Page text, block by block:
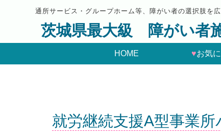
通所サービス・グループホーム等、障がい者の選択肢を
茨城県最大級 障がい者
HOME ♥お気
就労継続支援A型事業所